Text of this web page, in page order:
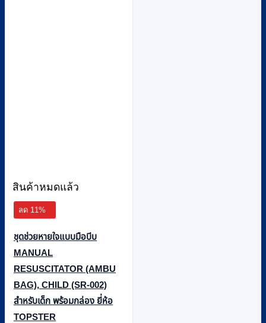
สินค้าหมดแล้ว
ลด 11%
ชุดช่วยหายใจแบบมือบีบ
MANUAL
RESUSCITATOR (AMBU
BAG), CHILD (SR-002)
สำหรับเด็ก พร้อมกล่อง ยี่ห้อ
TOPSTER